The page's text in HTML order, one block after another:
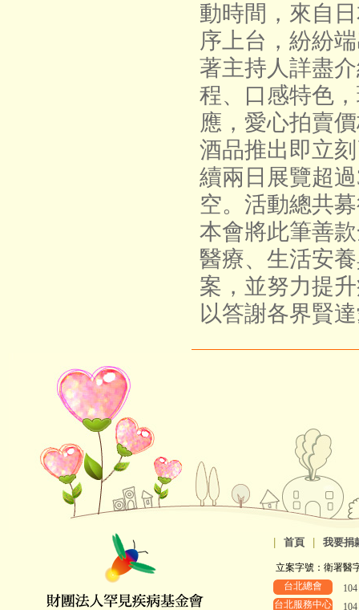
動時間，來自
序上台，紛紛
著主持人詳盡
程、口感特色
應，愛心拍賣
酒品推出即立
續兩日展覽超
空。活動總共
本會將此筆善
醫療、生活安
案，並努力提
以答謝各界賢
首頁 我要捐
立案字號：衛署醫
台北總會
台北服務中心